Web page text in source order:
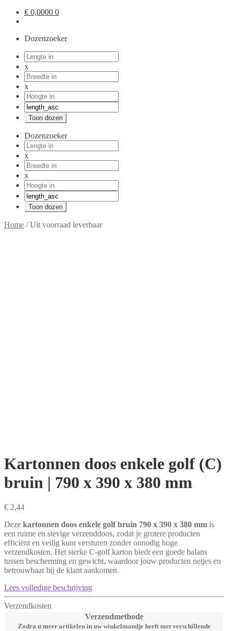
€ 0,0000 0
Dozenzoeker
x
x
Dozenzoeker
x
x
Home /Uit voorraad leverbaar
Kartonnen doos enkele golf (C)
bruin | 790 x 390 x 380 mm
€ 2,44
Deze kartonnen doos enkele golf bruin 790 x 390 x 380 mm is
een ruime en stevige verzenddoos, zodat je grotere producten
efficiënt en veilig kunt versturen zonder onnodig hoge
verzendkosten. Het sterke C-golf karton biedt een goede balans
tussen bescherming en gewicht, waardoor jouw producten netjes en
betrouwbaar bij de klant aankomen.
Lees volledige beschrijving
Verzendkosten
Verzendmethode
Zodra u meer artikelen in uw winkelmandje heeft met verschillende